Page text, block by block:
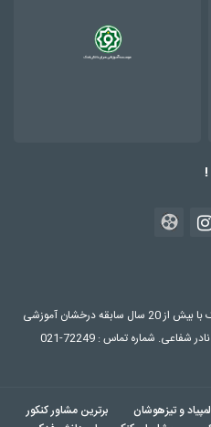
!
موسسه علمی انتشاراتی سرای دانش فدک با بیش از 20 سال سابقه درخشان آموزشی
شماره تماس : 72249-021
و تیزهوشان
برترین مشاور کنکور